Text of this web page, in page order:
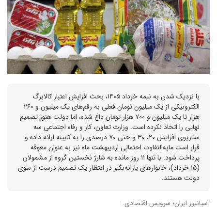
با نزدیک شدن به نیمه خرداد ۱۴۰۵، بحث افزایش اعتبار کالابرگ
الکترونیکی از یک میلیون تومان فعلی به رقم‌های یک میلیون و ۲۶۰
هزار تا یک میلیون و ۷۰۰ هزار تومان داغ شده، اما دولت هنوز تصمیم
نهایی را اتخاذ نکرده است. وزارت تعاون، کار و رفاه اجتماعی سه
سناریوی افزایش ۲۰، ۳۰ و حتی ۷۰ درصدی را به کابینه ارائه داده و
قرار است مابه‌التفاوت احتمالی اردیبهشت ماه نیز به عنوان معوقه
پرداخت شود. با تنها ۱۱ روز مانده به شارژ نخستین گروه از مشمولان
(۱۵ خرداد)، خانوارهای یارانه‌بگیر در انتظار یک تصمیم درست از سوی
دولت هستند.
آسیانیوز ایران؛ سرویس اقتصادی: